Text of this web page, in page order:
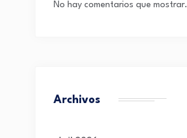
No hay comentarios que mostrar.
Archivos